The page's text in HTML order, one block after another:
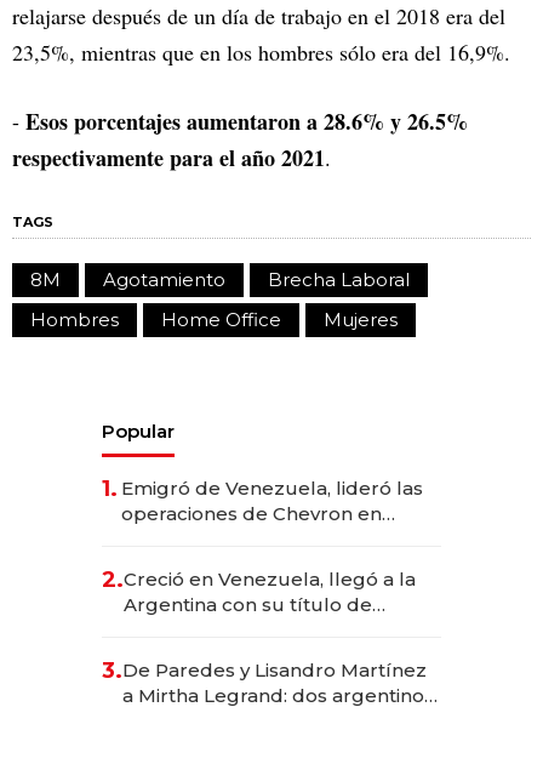
relajarse después de un día de trabajo en el 2018 era del
23,5%, mientras que en los hombres sólo era del 16,9%.
- Esos porcentajes aumentaron a 28.6% y 26.5%
respectivamente para el año 2021.
TAGS
8M Agotamiento
Brecha Laboral
Hombres
Home Office Mujeres
Popular
1. Emigró de Venezuela, lideró las
operaciones de Chevron en
2.Creció en Venezuela, llegó a la
Argentina con su título de
las marcas "fast premium"
3.De Paredes y Lisandro Martínez
a Mirtha Legrand: dos argentinos